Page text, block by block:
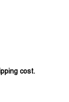
cost.